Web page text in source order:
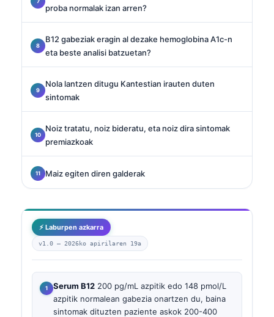
proba normalak izan arren?
B12 gabeziak eragin al dezake hemoglobina A1c-n
eta beste analisi batzuetan?
Nola lantzen ditugu Kantestian irauten duten
sintomak
Noiz tratatu, noiz bideratu, eta noiz dira sintomak
premiazkoak
Maiz egiten diren galderak
⚡ Laburpen azkarra
v1.0 — 2026ko apirilaren 19a
Serum B12 200 pg/mL azpitik edo 148 pmol/L
azpitik normalean gabezia onartzen du, baina
sintomak dituzten paziente askok 200-400